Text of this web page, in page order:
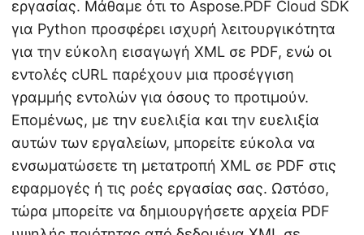
εργασίας. Μάθαμε ότι το Aspose.PDF Cloud SDK
για Python προσφέρει ισχυρή λειτουργικότητα
για την εύκολη εισαγωγή XML σε PDF, ενώ οι
εντολές cURL παρέχουν μια προσέγγιση
γραμμής εντολών για όσους το προτιμούν.
Επομένως, με την ευελιξία και την ευελιξία
αυτών των εργαλείων, μπορείτε εύκολα να
ενσωματώσετε τη μετατροπή XML σε PDF στις
εφαρμογές ή τις ροές εργασίας σας. Ωστόσο,
τώρα μπορείτε να δημιουργήσετε αρχεία PDF